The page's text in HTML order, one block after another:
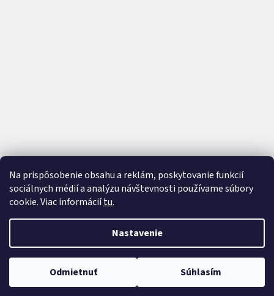
Na prispôsobenie obsahu a reklám, poskytovanie funkcií
sociálnych médií a analýzu návštevnosti používame súbory
cookie. Viac informáciítu.
Nastavenie
Odmietnuť Súhlasím
Copyright 2026AutoTrip. Všetky práva vyhradené.Upraviť